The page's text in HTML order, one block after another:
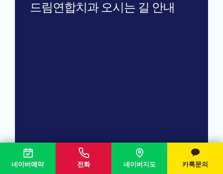
드림연합치과 오시는 길 안내
네이버예약 전화 네이버지도 카톡문의